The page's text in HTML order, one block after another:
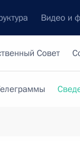
Видео и
Совет